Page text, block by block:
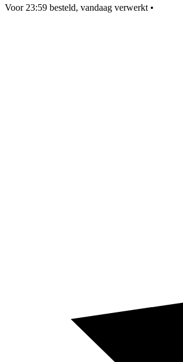
Voor 23:59 besteld, vandaag verwerkt •